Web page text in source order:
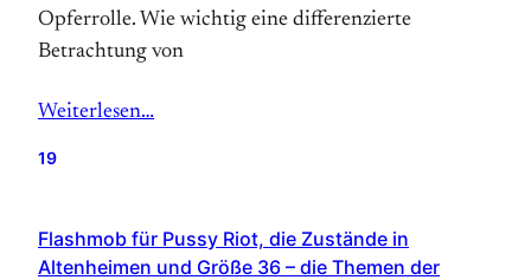
Opferrolle. Wie wichtig eine differenzierte
Betrachtung von
Weiterlesen…
19
Flashmob für Pussy Riot, die Zustände in
Altenheimen und Größe 36 – die Themen der